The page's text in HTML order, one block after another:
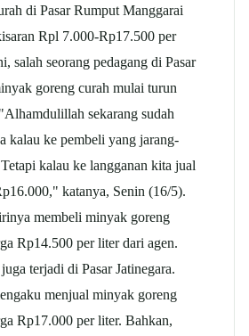
di Pasar Rumput Manggarai
Rpl 7.000-Rp17.500 per
salah seorang pedagang di Pasar
goreng curah mulai turun
sekarang sudah
kalau ke pembeli yang jarang-
kalau ke langganan kita jual
katanya, Senin (16/5).
membeli minyak goreng
Rp14.500 per liter dari agen.
terjadi di Pasar Jatinegara.
menjual minyak goreng
Rp17.000 per liter. Bahkan,